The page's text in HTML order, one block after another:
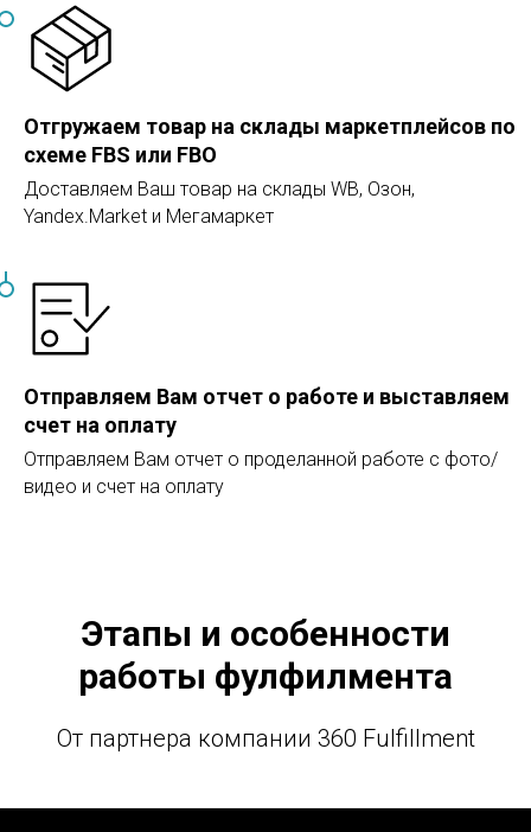
Отгружаем товар на склады маркетплейсов по
схеме FBS или FBO
Доставляем Ваш товар на склады WB, Озон,
Yandex.Market и Мегамаркет
Отправляем Вам отчет о работе и выставляем
счет на оплату
Отправляем Вам отчет о проделанной работе с фото/
видео и счет на оплату
Этапы и особенности
работы фулфилмента
От партнера компании 360 Fulfillment